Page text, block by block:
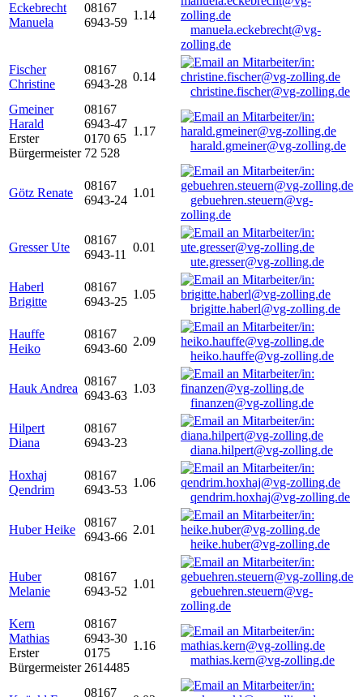
Eckebrecht
Manuela
08167
6943-59
1.14
manuela.eckebrecht@vg-
zolling.de
Fischer
Christine
08167
6943-28
0.14
christine.fischer@vg-zolling.de
Gmeiner
Harald
Erster
Bürgermeister
08167
6943-47
0170 65
72 528
1.17
harald.gmeiner@vg-zolling.de
Götz Renate
08167
6943-24
1.01
gebuehren.steuern@vg-
zolling.de
Gresser Ute
08167
6943-11
0.01
ute.gresser@vg-zolling.de
Haberl
Brigitte
08167
6943-25
1.05
brigitte.haberl@vg-zolling.de
Hauffe
Heiko
08167
6943-60
2.09
heiko.hauffe@vg-zolling.de
Hauk Andrea
08167
6943-63
1.03
finanzen@vg-zolling.de
Hilpert
Diana
08167
6943-23
diana.hilpert@vg-zolling.de
Hoxhaj
Qendrim
08167
6943-53
1.06
qendrim.hoxhaj@vg-zolling.de
Huber Heike
08167
6943-66
2.01
heike.huber@vg-zolling.de
Huber
Melanie
08167
6943-52
1.01
gebuehren.steuern@vg-
zolling.de
Kern
Mathias
Erster
Bürgermeister
08167
6943-30
0175
2614485
1.16
mathias.kern@vg-zolling.de
08167